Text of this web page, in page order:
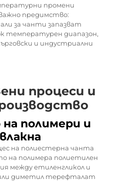
промени
предимство:
за чанти запазват
температурен диапазон,
и индустриални
процеси и
полимери и
на полиестерна чанта
на полимера полиетилен
между етиленгликол и
диметил терефталат